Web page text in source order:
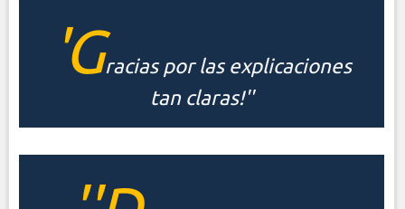
'Gracias por las explicaciones
tan claras!''